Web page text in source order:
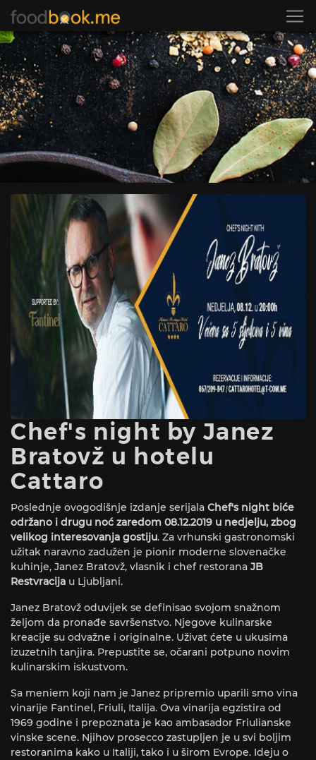
Chef's night by Janez
Bratovž u hotelu
Cattaro
Poslednje ovogodišnje izdanje serijala Chef's night biće
održano i drugu noć zaredom 08.12.2019 u nedjelju, zbog
velikog interesovanja gostiju. Za vrhunski gastronomski
užitak naravno zadužen je pionir moderne slovenačke
kuhinje, Janez Bratovž, vlasnik i chef restorana JB
Restvracija u Ljubljani.
Janez Bratovž oduvijek se definisao svojom snažnom
željom da pronađe savršenstvo. Njegove kulinarske
kreacije su odvažne i originalne. Uživat ćete u ukusima
izuzetnih tanjira. Prepustite se, očarani potpuno novim
kulinarskim iskustvom.
Sa meniem koji nam je Janez pripremio uparili smo vina
vinarije Fantinel, Friuli, Italija. Ova vinarija egzistira od
1969 godine i prepoznata je kao ambasador Friulianske
vinske scene. Njihov prosecco zastupljen je u svi boljim
restoranima kako u Italiji, tako i u širom Evrope. Ideju o